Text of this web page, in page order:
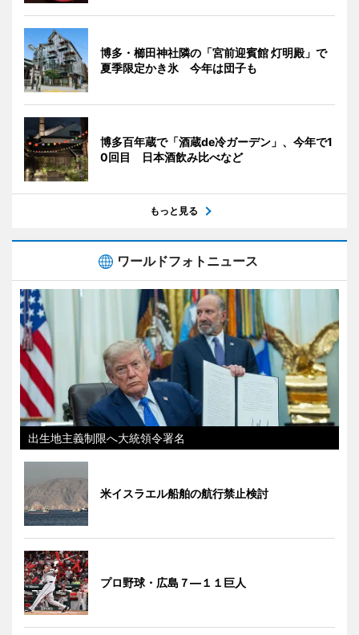
博多・櫛田神社隣の「宮前迎賓館 灯明殿」で
夏季限定かき氷 今年は団子も
博多百年蔵で「酒蔵de冷ガーデン」、今年で1
0回目 日本酒飲み比べなど
もっと見る
ワールドフォトニュース
出生地主義制限へ大統領令署名
米イスラエル船舶の航行禁止検討
プロ野球・広島７―１１巨人